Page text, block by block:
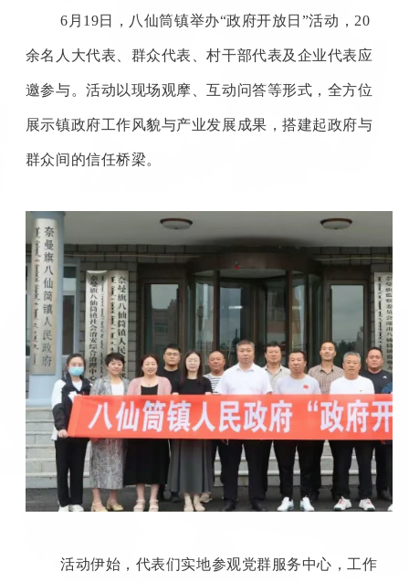
6月19日，八仙筒镇举办“政府开放日”活动，20
余名人大代表、群众代表、村干部代表及企业代表应
邀参与。活动以现场观摩、互动问答等形式，全方位
展示镇政府工作风貌与产业发展成果，搭建起政府与
群众间的信任桥梁。
活动伊始，代表们实地参观党群服务中心，工作